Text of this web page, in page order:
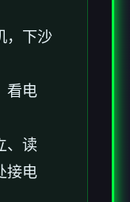
，下沙
看电
、读
接电